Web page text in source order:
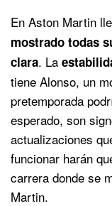
En Aston Martin
mostrado todas
clara. La
tiene Alonso, un
pretemporada
esperado, son
actualizaciones
funcionar harán
carrera donde se
Martin.